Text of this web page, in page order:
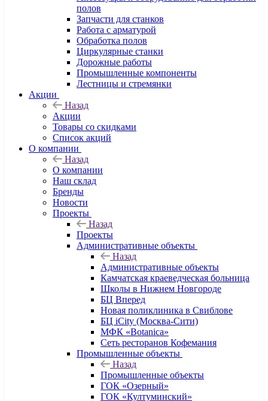
полов
Запчасти для станков
Работа с арматурой
Обработка полов
Циркулярные станки
Дорожные работы
Промышленные компоненты
Лестницы и стремянки
Акции
Назад
Акции
Товары со скидками
Список акций
О компании
Назад
О компании
Наш склад
Бренды
Новости
Проекты
Назад
Проекты
Административные объекты
Назад
Административные объекты
Камчатская краеведческая больница
Школы в Нижнем Новгороде
БЦ Вперед
Новая поликлиника в Свиблове
БЦ iCity (Москва-Сити)
МФК «Botanica»
Сеть ресторанов Кофемания
Промышленные объекты
Назад
Промышленные объекты
ГОК «Озерный»
ГОК «Култуминский»